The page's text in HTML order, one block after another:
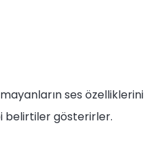
ses özelliklerini
belirtiler gösterirler.